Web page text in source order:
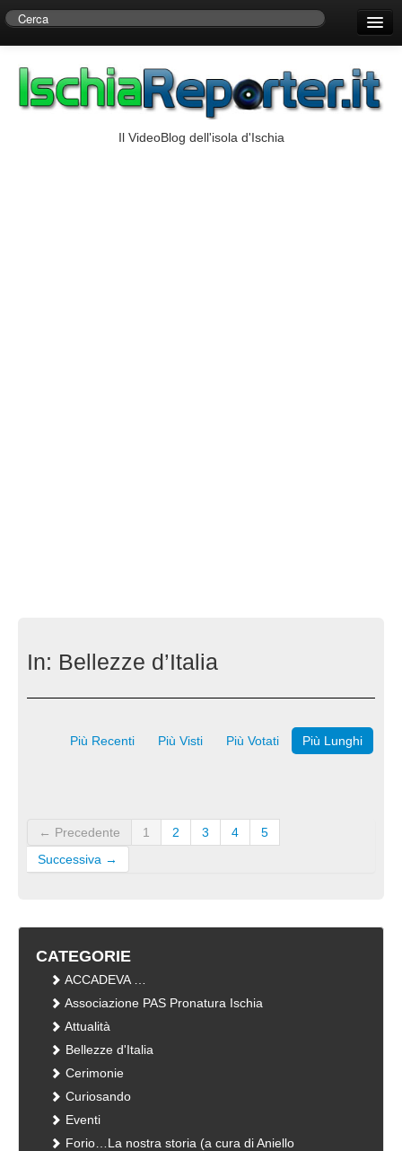
Centro di Ricerche Storiche D’Ambra
Il VideoBlog dell'isola d'Ischia
In: Bellezze d’Italia
Più Recenti Più Visti Più Votati Più Lunghi
← Precedente 1 2 3 4
5
Successiva →
CATEGORIE
ACCADEVA …
Associazione PAS Pronatura Ischia
Attualità
Bellezze d'Italia
Cerimonie
Curiosando
Eventi
Forio…La nostra storia (a cura di Aniello